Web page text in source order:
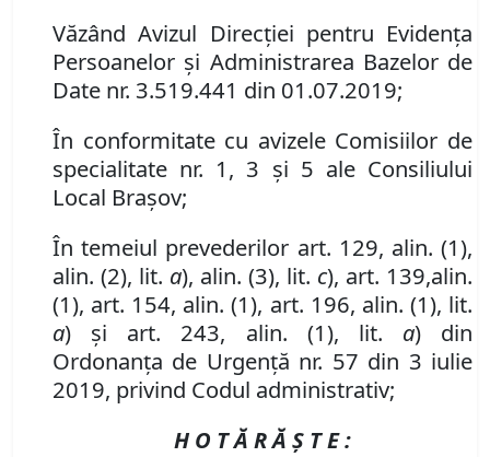
Văzând Avizul Direcţiei pentru Evidenţa
Persoanelor şi Administrarea Bazelor de
Date nr. 3.519.441 din 01.07.2019;
În conformitate cu avizele Comisiilor de
specialitate nr. 1, 3 și 5 ale Consiliului
Local Brașov;
În temeiul prevederilor art. 129, alin. (1),
alin. (2), lit. a), alin. (3), lit. c), art. 139,alin.
(1), art. 154, alin. (1), art. 196, alin. (1), lit.
a) și art. 243, alin. (1), lit. a) din
Ordonanța de Urgență nr. 57 din 3 iulie
2019, privind Codul administrativ;
H O T Ă R Ă Ş T E :